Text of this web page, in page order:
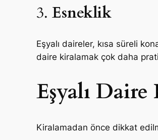
3. Esneklik
Eşyalı daireler, kısa süreli
daire kiralamak çok daha
Eşyalı
Kiralamadan önce dikkat